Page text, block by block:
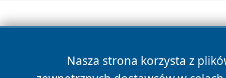
Nasza strona korzysta z